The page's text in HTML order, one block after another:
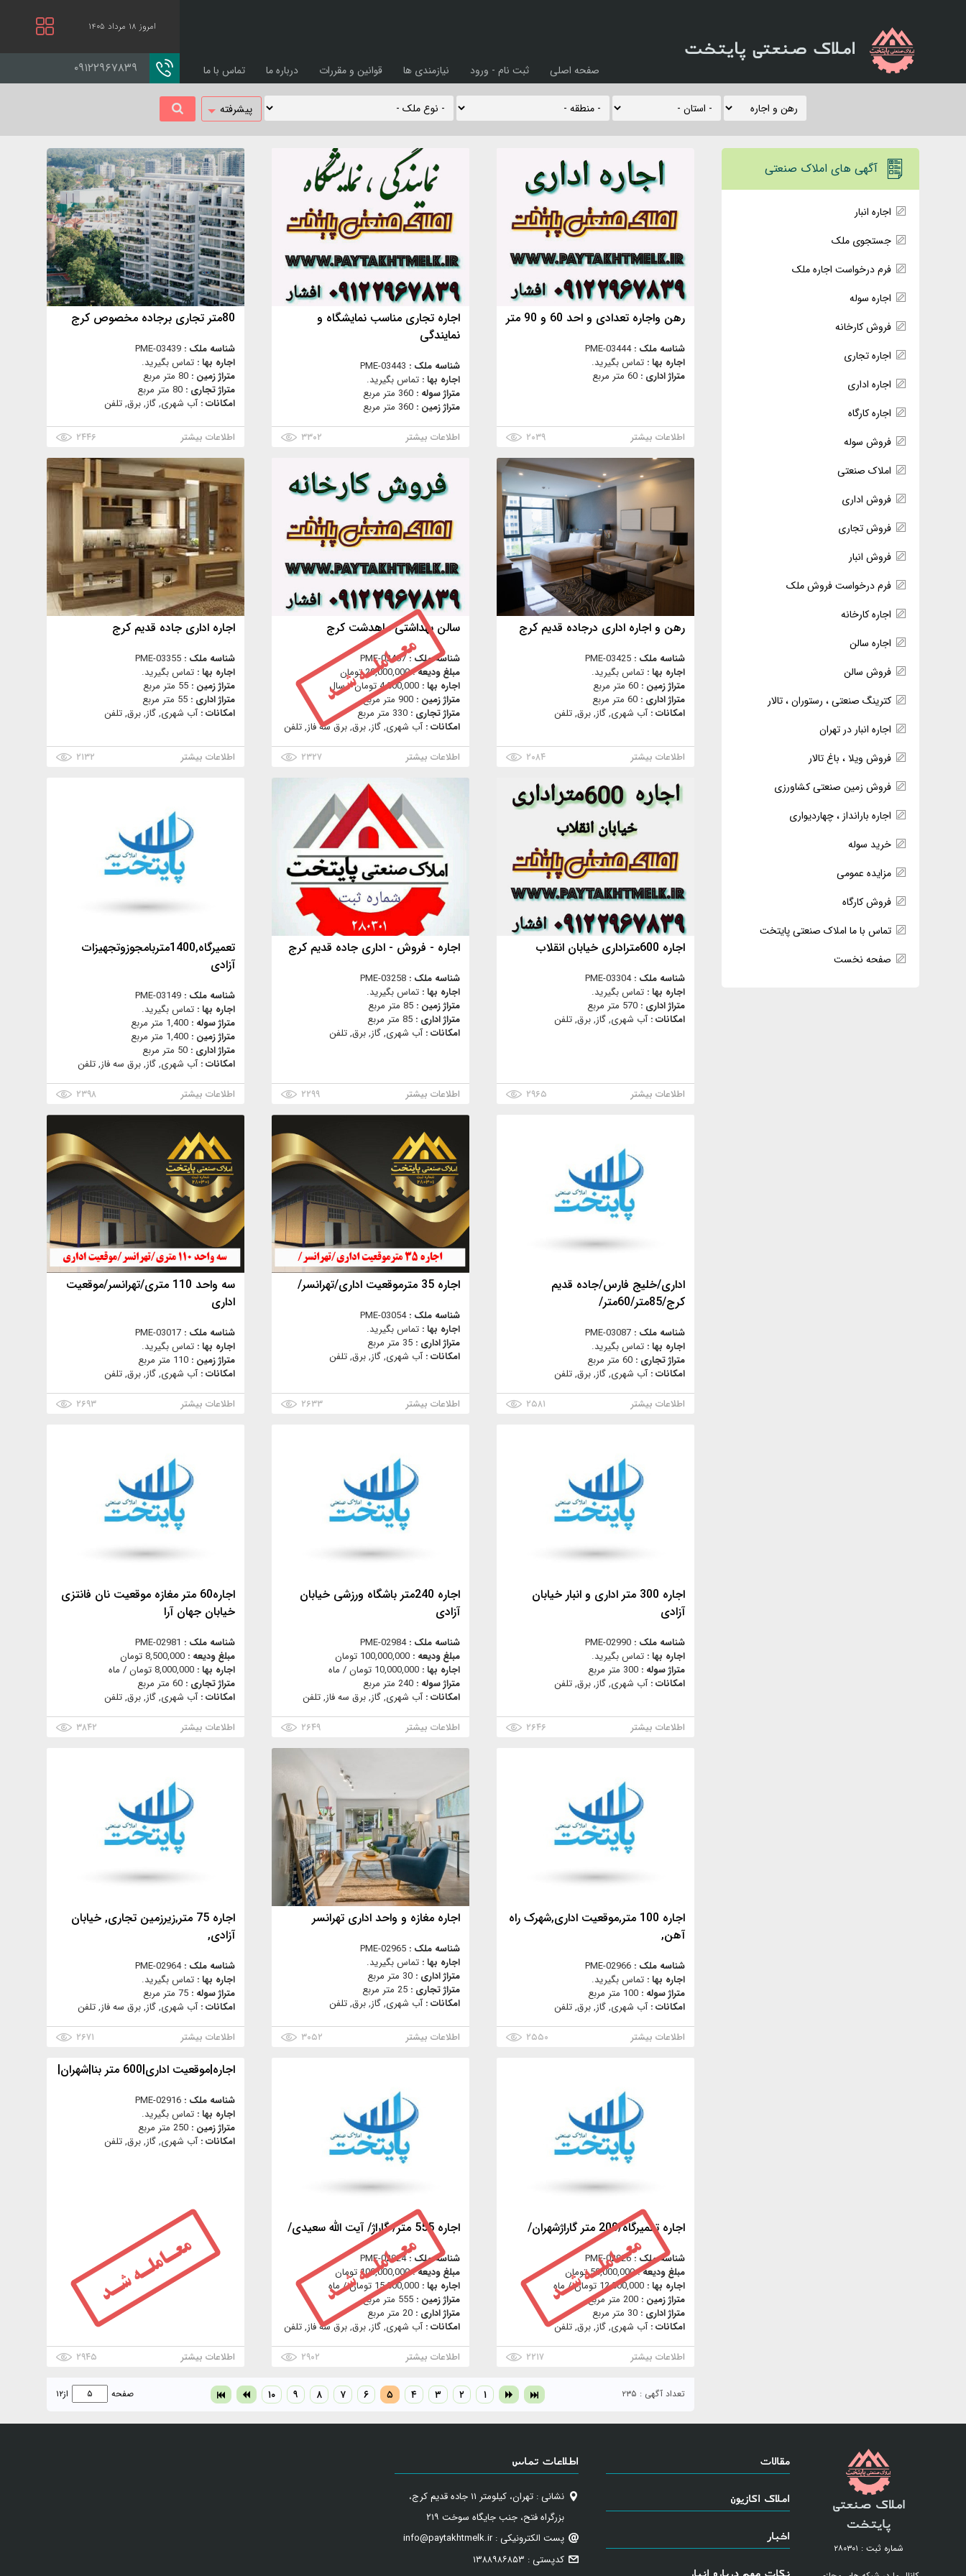
املاک صنعتی پایتخت
صفحه اصلی ثبت نام - ورود نیازمندی ها قوانین و مقررات درباره ما تماس با ما
امروز ۱۸ مرداد ۱۴۰۵
۰۹۱۲۲۹۶۷۸۳۹
پیشرفته
آگهی های املاک صنعتی
اجاره انبار
جستجوی ملک
فرم درخواست اجاره ملک
اجاره سوله
فروش کارخانه
اجاره تجاری
اجاره اداری
اجاره کارگاه
فروش سوله
املاک صنعتی
فروش اداری
فروش تجاری
فروش انبار
فرم درخواست فروش ملک
اجاره کارخانه
اجاره سالن
فروش سالن
کترینگ صنعتی ، رستوران ، تالار
اجاره انبار در تهران
فروش ویلا ، باغ تالار
فروش زمین صنعتی کشاورزی
اجاره بارانداز ، چهاردیواری
خرید سوله
مزایده عمومی
فروش کارگاه
تماس با ما املاک صنعتی پایتخت
صفحه نخست
رهن واجاره تعدادی و احد 60 و 90 متر
شناسه ملک :PME-03444
اجاره بها : تماس بگیرید.
متراژ اداری : 60 متر مربع
اطلاعات بیشتر ۲۰۳۹
اجاره تجاری مناسب نمایشگاه و
نمایندگی
شناسه ملک : PME-03443
اجاره بها : تماس بگیرید.
متراژ سوله : 360 متر مربع
متراژ زمین : 360 متر مربع
اطلاعات بیشتر
۳۳۰۲
80متر تجاری برجاده مخصوص کرج
شناسه ملک : PME-03439
اجاره بها : تماس بگیرید.
متراژ زمین : 80 متر مربع
متراژ تجاری : 80 متر مربع
امکانات :آب شهری, گاز, برق, تلفن
اطلاعات بیشتر ۲۴۴۶
رهن و اجاره اداری درجاده قدیم کرج
شناسه ملک : PME-03425
اجاره بها : تماس بگیرید.
متراژ زمین : 60 متر مربع
متراژ اداری : 60 متر مربع
امکانات :آب شهری, گاز, برق, تلفن
اطلاعات بیشتر ۲۰۸۴
سالن بهداشتی ماهدشت کرج
شناسه ملک :PME-03407
مبلغ ودیعه :20,000,000 تومان
اجاره بها : 4,000,000 تومان / سال
متراژ زمین : 900 متر مربع
متراژ تجاری : 330 متر مربع
امکانات :آب شهری, گاز, برق, برق سه فاز, تلفن
اطلاعات بیشتر
۲۳۲۷
اجاره اداری جاده قدیم کرج
شناسه ملک : PME-03355
اجاره بها : تماس بگیرید.
متراژ زمین : 55 متر مربع
متراژ اداری : 55 متر مربع
امکانات :آب شهری, گاز, برق, تلفن
اطلاعات بیشتر ۲۱۳۲
اجاره 600متراداری خیابان انقلاب
شناسه ملک :PME-03304
اجاره بها : تماس بگیرید.
متراژ اداری : 570 متر مربع
امکانات :آب شهری, گاز, برق, تلفن
اطلاعات بیشتر ۲۹۶۵
اجاره - فروش - اداری جاده قدیم کرج
شناسه ملک : PME-03258
اجاره بها : تماس بگیرید.
متراژ زمین : 85 متر مربع
متراژ اداری : 85 متر مربع
امکانات :آب شهری, گاز, برق, تلفن
اطلاعات بیشتر ۲۲۹۹
تعمیرگاه,1400متربامجوزوتجهیزات
آزادی
شناسه ملک : PME-03149
اجاره بها : تماس بگیرید.
متراژ سوله : 1,400 متر مربع
متراژ زمین : 1,400 متر مربع
متراژ اداری : 50 متر مربع
امکانات :آب شهری, گاز, برق سه فاز, تلفن
اطلاعات بیشتر
۲۳۹۸
اداری/خلیج فارس/جاده قدیم
کرج/85متر/60متر/
شناسه ملک : PME-03087
اجاره بها : تماس بگیرید.
متراژ تجاری : 60 متر مربع
امکانات :آب شهری, گاز, برق, تلفن
اطلاعات بیشتر
۲۵۸۱
اجاره 35 مترموقعیت اداری/تهرانسر/
شناسه ملک :PME-03054
اجاره بها : تماس بگیرید.
متراژ اداری : 35 متر مربع
امکانات :آب شهری, گاز, برق, تلفن
اطلاعات بیشتر ۲۶۳۳
سه واحد 110 متری/تهرانسر/موقعیت
اداری
شناسه ملک : PME-03017
اجاره بها : تماس بگیرید.
متراژ زمین : 110 متر مربع
امکانات :آب شهری, گاز, برق, تلفن
اطلاعات بیشتر
۲۶۹۳
اجاره 300 متر اداری و انبار خیابان
آزادی
شناسه ملک : PME-02990
اجاره بها : تماس بگیرید.
متراژ سوله : 300 متر مربع
امکانات :آب شهری, گاز, برق, تلفن
اطلاعات بیشتر ۲۶۴۶
اجاره 240متر باشگاه ورزشی خیابان
آزادی
شناسه ملک :PME-02984
مبلغ ودیعه : 100,000,000 تومان
اجاره بها : 10,000,000 تومان / ماه
متراژ سوله : 240 متر مربع
امکانات :آب شهری, گاز, برق سه فاز, تلفن
اطلاعات بیشتر
۲۶۴۹
اجاره60 متر مغازه موقعیت نان فانتزی
خیابان جهان آرا
شناسه ملک : PME-02981
مبلغ ودیعه : 8,500,000 تومان
اجاره بها : 8,000,000 تومان / ماه
متراژ تجاری : 60 متر مربع
امکانات :آب شهری, گاز, برق, تلفن
اطلاعات بیشتر
۳۸۴۲
اجاره 100 متر,موقعیت اداری,شهرک راه
آهن,
شناسه ملک : PME-02966
اجاره بها : تماس بگیرید.
متراژ سوله : 100 متر مربع
امکانات :آب شهری, گاز, برق, تلفن
اطلاعات بیشتر
۲۵۵۰
اجاره مغازه و واحد اداری تهرانسر
شناسه ملک : PME-02965
اجاره بها : تماس بگیرید.
متراژ اداری : 30 متر مربع
متراژ تجاری : 25 متر مربع
امکانات :آب شهری, گاز, برق, تلفن
اطلاعات بیشتر ۳۰۵۲
اجاره 75 متر,زیرزمین تجاری, خیابان
آزادی,
شناسه ملک :PME-02964
اجاره بها : تماس بگیرید.
متراژ سوله : 75 متر مربع
امکانات :آب شهری, گاز, برق سه فاز, تلفن
اطلاعات بیشتر
۲۶۷۱
اجاره تعمیرگاه/200 متر گاراژشهران/
شناسه ملک :PME-02926
مبلغ ودیعه :50,000,000 تومان
اجاره بها : 12,000,000 تومان / ماه
متراژ زمین : 200 متر مربع
متراژ اداری : 30 متر مربع
امکانات :آب شهری, گاز, برق, تلفن
اطلاعات بیشتر
۲۲۱۷
اجاره 555 متر/ گاراژ/ آیت الله سعیدی/
شناسه ملک :PME-02924
مبلغ ودیعه :100,000,000 تومان
اجاره بها : 15,000,000 تومان / ماه
متراژ زمین : 555 متر مربع
متراژ اداری : 20 متر مربع
امکانات :آب شهری, گاز, برق, برق سه فاز, تلفن
اطلاعات بیشتر
۲۹۰۲
اجاره|موقعیت اداری|600 متر بنا|شهران|
شناسه ملک : PME-02916
اجاره بها : تماس بگیرید.
متراژ زمین : 250 متر مربع
امکانات :آب شهری, گاز, برق, تلفن
اطلاعات بیشتر ۲۹۴۵
تعداد آگهی : ۲۳۵ ۱ ۲ ۳ ۴ ۵ ۶ ۷ ۸ ۹ ۱۰ صفحه از۱۲
املاک صنعتی
پایتخت
شماره ثبت : ۲۸۰۳۰۱
مقالات
املاک اکازیون
اخبار
اطلاعات تماس
نشانی : تهران، کیلومتر ۱۱ جاده قدیم کرج،
بزرگراه فتح، جنب جایگاه سوخت ۲۱۹
پست الکترونیکی : info@paytakhtmelk.ir
کدپستی : ۱۳۸۸۹۸۶۸۵۳